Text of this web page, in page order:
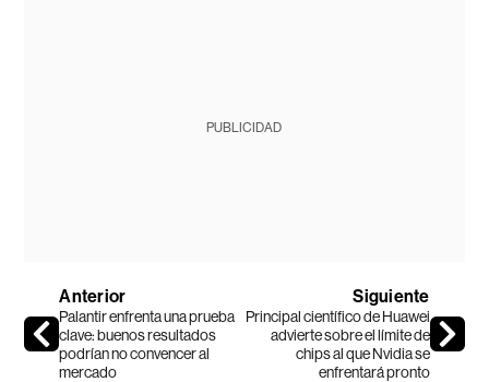
PUBLICIDAD
Anterior
Palantir enfrenta una prueba
clave: buenos resultados
podrían no convencer al
mercado
Siguiente
Principal científico de Huawei
advierte sobre el límite de
chips al que Nvidia se
enfrentará pronto